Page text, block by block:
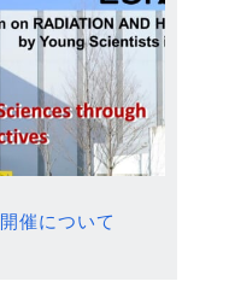
催について